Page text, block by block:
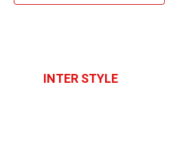
INTER STYLE